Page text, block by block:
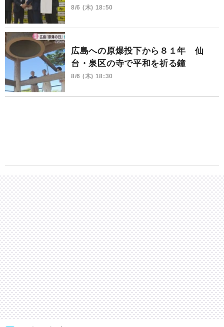
8/6 (木) 18:50
広島への原爆投下から８１年 仙
台・泉区の寺で平和を祈る鐘
8/6 (木) 18:30